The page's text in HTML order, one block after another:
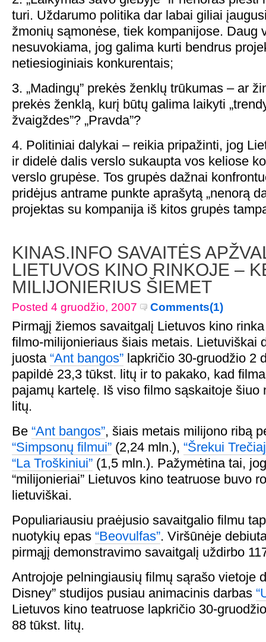
turi. Uždarumo politika dar labai giliai
žmonių sąmonėse, tiek kompanijose. Daug
nesuvokiama, jog galima kurti bendrus
netiesioginiais konkurentais;
3. „Madingų” prekės ženklų trūkumas – ar
prekės ženklą, kurį būtų galima laikyti
žvaigždes”? „Pravda”?
4. Politiniai dalykai – reikia pripažinti, jog
ir didelė dalis verslo sukaupta vos keliose
verslo grupėse. Tos grupės dažnai
pridėjus antrame punkte aprašytą „nenorą
projektas su kompanija iš kitos grupės
KINAS.INFO SAVAITĖS
LIETUVOS KINO RINKOJE –
MILIJONIERIUS ŠIEMET
Posted 4 gruodžio, 2007 Comments(1)
Pirmąjį žiemos savaitgalį Lietuvos kino
filmo-milijonieriaus šiais metais. Lietuviškai
juosta “Ant bangos” lapkričio 30-gruodžio 2
papildė 23,3 tūkst. litų ir to pakako, kad
pajamų kartelę. Iš viso filmo sąskaitoje šiuo
litų.
Be “Ant bangos”, šiais metais milijono ribą
“Simpsonų filmui” (2,24 mln.), “Šrekui
“La Troškiniui” (1,5 mln.). Pažymėtina tai,
“milijonieriai” Lietuvos kino teatruose buvo
lietuviškai.
Populiariausiu praėjusio savaitgalio filmu
nuotykių epas “Beovulfas”. Viršūnėje
pirmąjį demonstravimo savaitgalį uždirbo
Antrojoje pelningiausių filmų sąrašo vietoje
Disney” studijos pusiau animacinis darbas
Lietuvos kino teatruose lapkričio 30-
88 tūkst. litų.